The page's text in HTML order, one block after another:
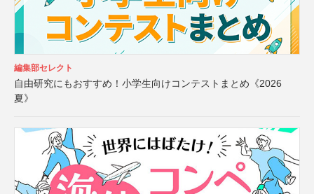
編集部セレクト
自由研究にもおすすめ！小学生向けコンテストまとめ《2026
夏》